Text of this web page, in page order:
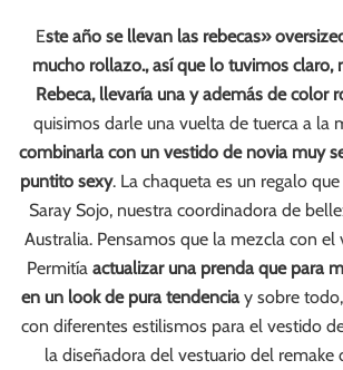
Este año se llevan las rebecas»
mucho rollazo., así que lo tuvimos claro,
Rebeca, llevaría una y además de color
quisimos darle una vuelta de tuerca a la
combinarla con un vestido de novia muy
puntito sexy. La chaqueta es un regalo
Saray Sojo, nuestra coordinadora de
Australia. Pensamos que la mezcla con el
Permitía actualizar una prenda que para
en un look de pura tendenciay sobre
con diferentes estilismos para el vestido
la diseñadora del vestuario del remake